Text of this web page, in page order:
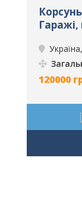
Гаражі,
120000